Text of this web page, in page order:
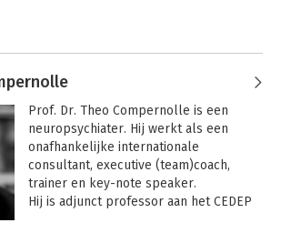
Prof. Dr. Theo Compernolle is een
neuropsychiater. Hij werkt als een
onafhankelijke internationale
consultant, executive (team)coach,
trainer en key-note speaker.
Hij is adjunct professor aan het CEDEP